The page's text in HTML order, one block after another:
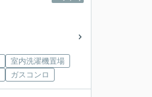
室内洗濯機置場
ガスコンロ